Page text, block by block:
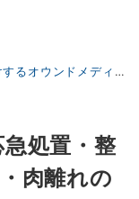
オウンドメディア
処置・整
肉離れの